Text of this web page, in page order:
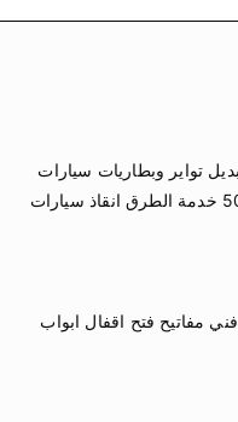
خدمة المساعدة على الطريق 50805535 خدمة الطرق انقاذ سيارات
فتح ابواب سيارات الكويت 50805535 فني مفاتيح فتح اقفال ابواب